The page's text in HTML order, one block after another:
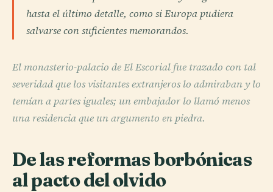
hasta el último detalle, como si Europa pudiera
salvarse con suficientes memorandos.
El monasterio-palacio de El Escorial fue trazado con tal
severidad que los visitantes extranjeros lo admiraban y lo
temían a partes iguales; un embajador lo llamó menos
una residencia que un argumento en piedra.
De las reformas borbónicas
al pacto del olvido